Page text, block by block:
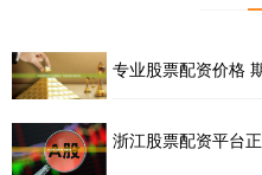
专业股票配资价格
浙江股票配资平台